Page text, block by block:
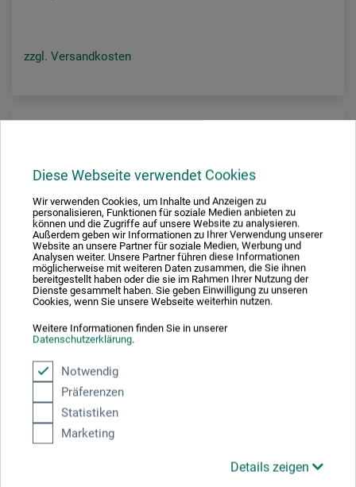
Diese Webseite verwendet Cookies
Wir verwenden Cookies, um Inhalte und Anzeigen zu
personalisieren, Funktionen für soziale Medien anbieten zu
können und die Zugriffe auf unsere Website zu analysieren.
Außerdem geben wir Informationen zu Ihrer Verwendung unserer
Website an unsere Partner für soziale Medien, Werbung und
Analysen weiter. Unsere Partner führen diese Informationen
möglicherweise mit weiteren Daten zusammen, die Sie ihnen
bereitgestellt haben oder die sie im Rahmen Ihrer Nutzung der
Dienste gesammelt haben. Sie geben Einwilligung zu unseren
Cookies, wenn Sie unsere Webseite weiterhin nutzen.
Weitere Informationen finden Sie in unserer
Datenschutzerklärung.
Notwendig
Präferenzen
Statistiken
Marketing
Details zeigen
zzgl. Versandkosten
Diogenes Verlag
Leben, schreiben, atmen